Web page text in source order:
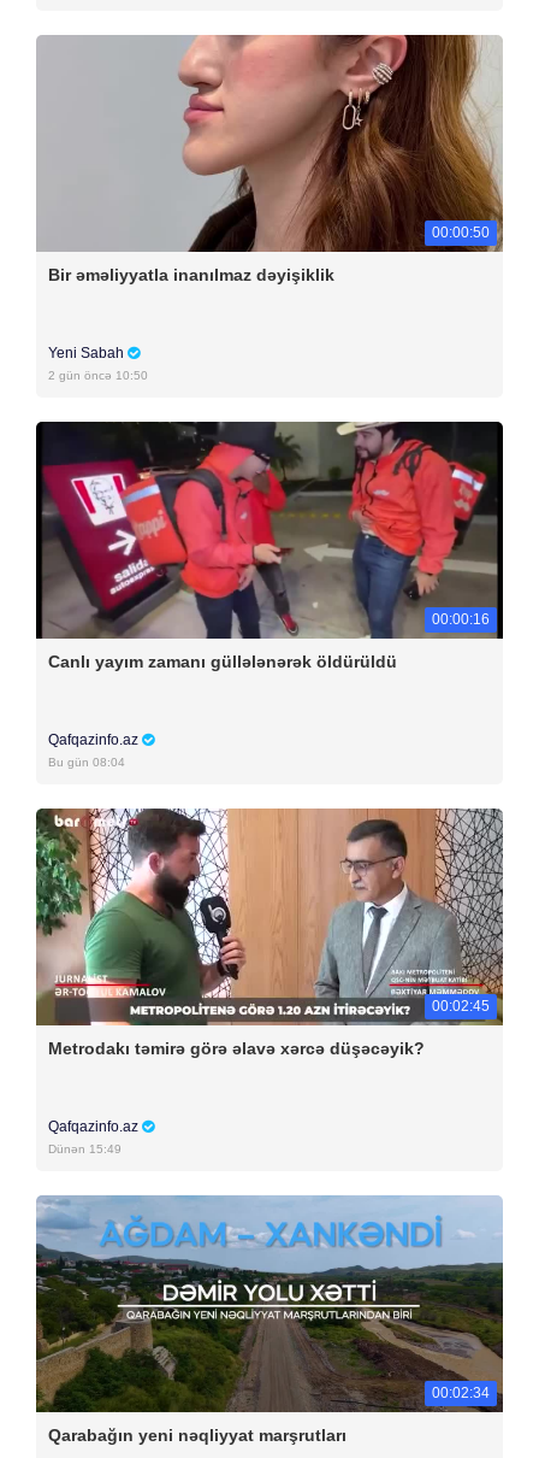
00:00:50
Bir əməliyyatla inanılmaz dəyişiklik
Yeni Sabah
2 gün öncə 10:50
00:00:16
Canlı yayım zamanı güllələnərək öldürüldü
Qafqazinfo.az
Bu gün 08:04
00:02:45
Metrodakı təmirə görə əlavə xərcə düşəcəyik?
Qafqazinfo.az
Dünən 15:49
00:02:34
Qarabağın yeni nəqliyyat marşrutları